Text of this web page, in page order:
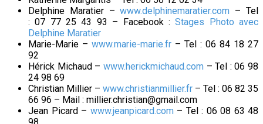
Delphine Maratier –www.delphinemaratier.com – Tel
: 07 77 25 43 93 – Facebook :Stages Photo avec
Delphine Maratier
Marie-Marie – www.marie-marie.fr – Tel : 06 84 18 27
92
Hérick Michaud – www.herickmichaud.com– Tel : 06 98
24 98 69
Christian Millier – www.christianmillier.fr – Tel : 06 82 35
66 96 – Mail : millier.christian@gmail.com
Jean Picard – www.jeanpicard.com– Tel : 06 08 63 48
98